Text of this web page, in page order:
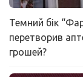
Темний бік
перетворив
грошей?